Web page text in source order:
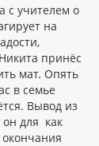
с учителем о
на
принёс
мат. Опять
в семье
Вывод из
он для как